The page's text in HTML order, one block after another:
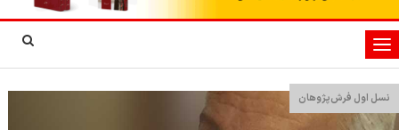
تغییر
وضعیت
ناوبری
نسل اول فرش‌پژوهان